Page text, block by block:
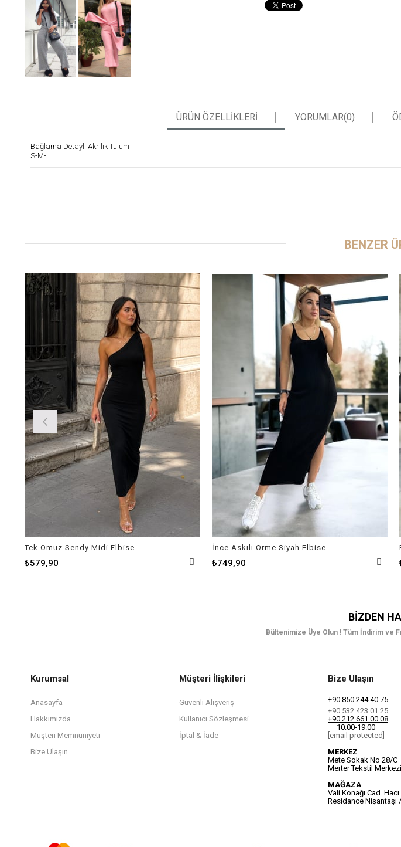
ÜRÜN ÖZELLIKLERI YORUMLAR(0)
Bağlama Detaylı Akrilik Tulum
S-M-L
BENZER
Tek Omuz Sendy Midi Elbise
₺579,90
İnce Askılı Örme Siyah Elbise
₺749,90
BIZDEN
Bültenimize Üye Olun ! Tüm İndirim ve
Kurumsal
Anasayfa
Hakkımızda
Müşteri Memnuniyeti
Bize Ulaşın
Müşteri İlişkileri
Güvenli Alışveriş
Kullanıcı Sözleşmesi
İptal & İade
Bize Ulaşın
+90 850 244 40 75
+90 532 423 01 25
+90 212 661 00 08
10:00-19.00
[email protected]
MERKEZ
Mete Sokak No 28/C
Merter Tekstil Merkezi
MAĞAZA
Vali Konağı Cad.
Residance Nişantaşı